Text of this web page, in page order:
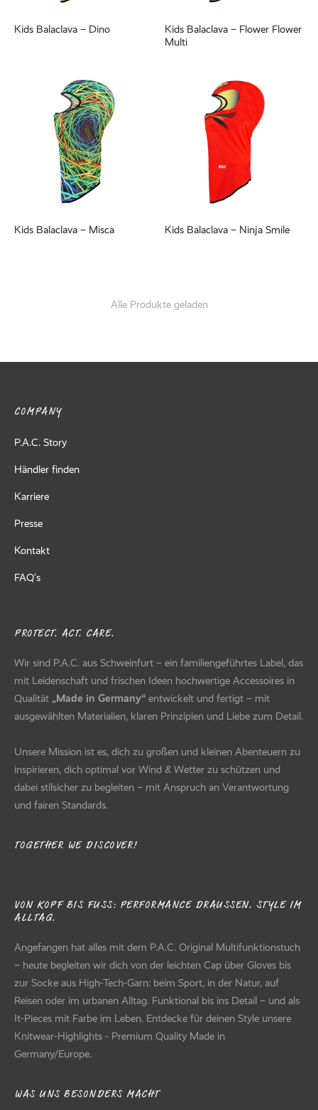
Kids Balaclava – Dino
Kids Balaclava – Flower Flower
Multi
Kids Balaclava – Misca Kids Balaclava – Ninja Smile
Alle Produkte geladen
COMPANY
P.A.C. Story
Händler finden
Karriere
Presse
Kontakt
FAQ’s
PROTECT. ACT. CARE.
Wir sind P.A.C. aus Schweinfurt – ein familiengeführtes Label, das
mit Leidenschaft und frischen Ideen hochwertige Accessoires in
Qualität „Made in Germany“ entwickelt und fertigt – mit
ausgewählten Materialien, klaren Prinzipien und Liebe zum Detail.
Unsere Mission ist es, dich zu großen und kleinen Abenteuern zu
inspirieren, dich optimal vor Wind & Wetter zu schützen und
dabei stilsicher zu begleiten – mit Anspruch an Verantwortung
und fairen Standards.
TOGETHER WE DISCOVER!
VON KOPF BIS FUSS: PERFORMANCE DRAUSSEN. STYLE IM AL
LTAG.
Angefangen hat alles mit dem P.A.C. Original Multifunktionstuch
– heute begleiten wir dich von der leichten Cap über Gloves bis
zur Socke aus High-Tech-Garn: beim Sport, in der Natur, auf
Reisen oder im urbanen Alltag. Funktional bis ins Detail – und als
It-Pieces mit Farbe im Leben. Entdecke für deinen Style unsere
Knitwear-Highlights - Premium Quality Made in
Germany/Europe.
WAS UNS BESONDERS MACHT